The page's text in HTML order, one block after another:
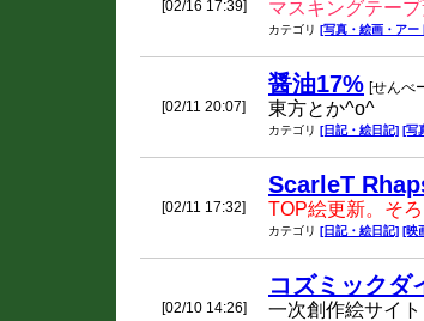
[02/16 17:39] マスキングテー
カテゴリ [写真・絵画・アー
[02/11 20:07]
醤油17% [せんべ
東方とか^o^
カテゴリ [日記・絵日記] [写
[02/11 17:32]
ScarleT
TOP絵更新。そ
カテゴリ [日記・絵日記] [映
[02/10 14:26]
コズミックダ
一次創作絵サイト